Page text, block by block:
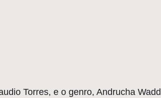
Torres, e o genro, Andrucha